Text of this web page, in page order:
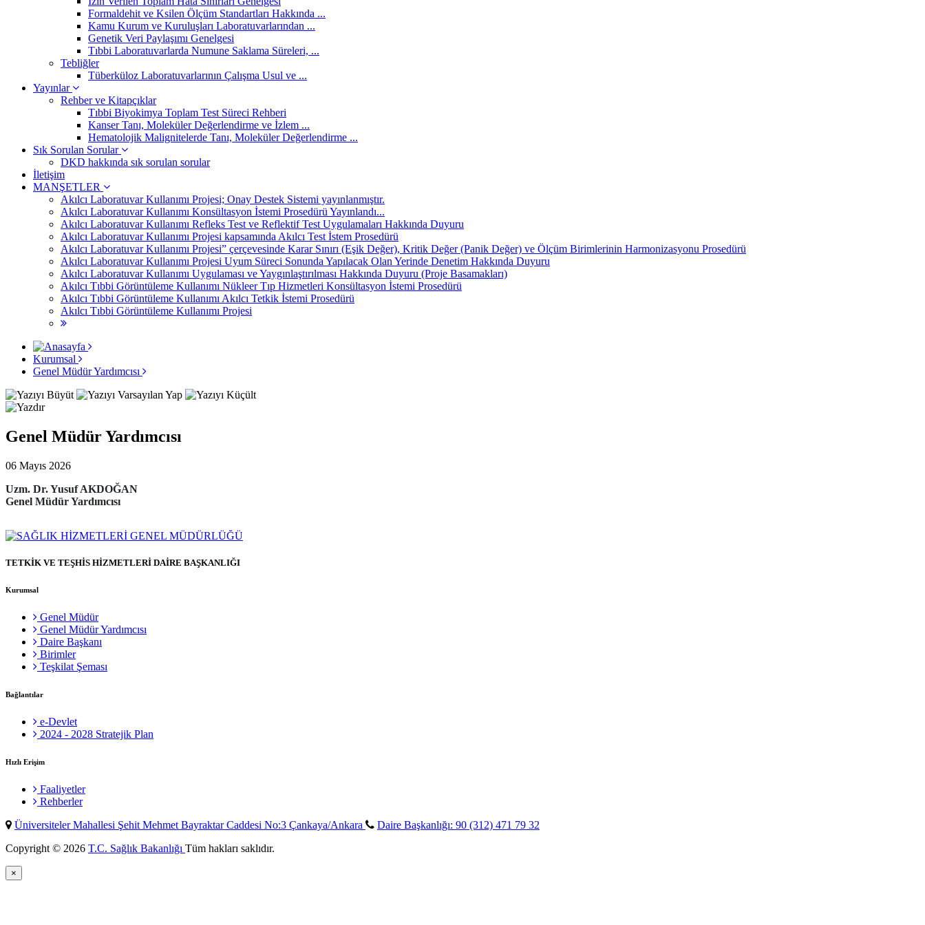
Formaldehit ve Ksilen Ölçüm Standartları Hakkında ...
Kamu Kurum ve Kuruluşları Laboratuvarlarından ...
Genetik Veri Paylaşımı Genelgesi
Tıbbi Laboratuvarlarda Numune Saklama Süreleri, ...
Tebliğler
Tüberküloz Laboratuvarlarının Çalışma Usul ve ...
Yayınlar
Rehber ve Kitapçıklar
Tıbbi Biyokimya Toplam Test Süreci Rehberi
Kanser Tanı, Moleküler Değerlendirme ve İzlem ...
Hematolojik Malignitelerde Tanı, Moleküler Değerlendirme ...
Sık Sorulan Sorular
DKD hakkında sık sorulan sorular
İletişim
MANŞETLER
Akılcı Laboratuvar Kullanımı Projesi; Onay Destek Sistemi yayınlanmıştır.
Akılcı Laboratuvar Kullanımı Konsültasyon İstemi Prosedürü Yayınlandı...
Akılcı Laboratuvar Kullanımı Refleks Test ve Reflektif Test Uygulamaları Hakkında Duyuru
Akılcı Laboratuvar Kullanımı Projesi kapsamında Akılcı Test İstem Prosedürü
Akılcı Laboratuvar Kullanımı Projesi” çerçevesinde Karar Sınırı (Eşik Değer), Kritik Değer (Panik Değer) ve Ölçüm Birimlerinin Harmonizasyonu Prosedürü
Akılcı Laboratuvar Kullanımı Projesi Uyum Süreci Sonunda Yapılacak Olan Yerinde Denetim Hakkında Duyuru
Akılcı Laboratuvar Kullanımı Uygulaması ve Yaygınlaştırılması Hakkında Duyuru (Proje Basamakları)
Akılcı Tıbbi Görüntüleme Kullanımı Nükleer Tıp Hizmetleri Konsültasyon İstemi Prosedürü
Akılcı Tıbbi Görüntüleme Kullanımı Akılcı Tetkik İstemi Prosedürü
Akılcı Tıbbi Görüntüleme Kullanımı Projesi
Kurumsal
Genel Müdür Yardımcısı
Genel Müdür Yardımcısı
06 Mayıs 2026
Uzm. Dr. Yusuf AKDOĞAN
Genel Müdür Yardımcısı
TETKİK VE TEŞHİS HİZMETLERİ DAİRE BAŞKANLIĞI
Kurumsal
Genel Müdür
Genel Müdür Yardımcısı
Daire Başkanı
Birimler
Teşkilat Şeması
Bağlantılar
e-Devlet
2024 - 2028 Stratejik Plan
Hızlı Erişim
Faaliyetler
Rehberler
Üniversiteler Mahallesi Şehit Mehmet Bayraktar Caddesi No:3 Çankaya/Ankara
Daire Başkanlığı: 90 (312) 471 79 32
Copyright © 2026 T.C. Sağlık Bakanlığı Tüm hakları saklıdır.
×